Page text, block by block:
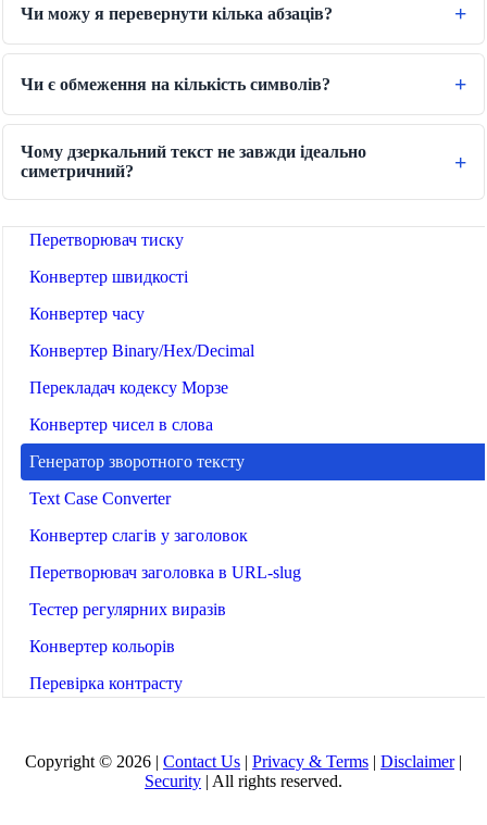
Конвертер сухого об'ємів
Конвертер площі
Конвертер енергії
Конвертер обсягу пам'яті
Конвертер витрати палива
Конвертер потужності
Перетворювач тиску
Конвертер швидкості
Конвертер часу
Конвертер Binary/Hex/Decimal
Перекладач кодексу Морзе
Конвертер чисел в слова
Генератор зворотного тексту
Text Case Converter
Конвертер слагів у заголовок
Перетворювач заголовка в URL-slug
Тестер регулярних виразів
Конвертер кольорів
Перевірка контрасту
Перетворювач CSV у JSON
Перетворювач Markdown у HTML
Чи можу я перевернути кілька абзаців?
Чи є обмеження на кількість символів?
Чому дзеркальний текст не завжди ідеально
симетричний?
Copyright © 2026 | Contact Us | Privacy & Terms | Disclaimer|
Security | All rights reserved.